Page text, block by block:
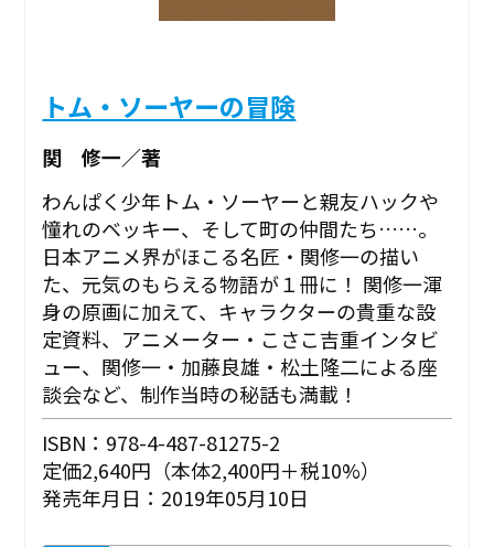
トム・ソーヤーの冒険
関 修一／著
わんぱく少年トム・ソーヤーと親友ハックや
憧れのベッキー、そして町の仲間たち……。
日本アニメ界がほこる名匠・関修一の描い
た、元気のもらえる物語が１冊に！ 関修一渾
身の原画に加えて、キャラクターの貴重な設
定資料、アニメーター・こさこ吉重インタビ
ュー、関修一・加藤良雄・松土隆二による座
談会など、制作当時の秘話も満載！
ISBN：978-4-487-81275-2
定価2,640円（本体2,400円＋税10%）
発売年月日：2019年05月10日